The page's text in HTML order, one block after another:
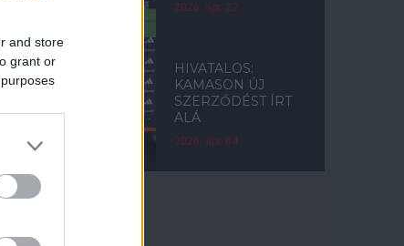
and store
grant or
2026. ápr. 22.
HIVATALOS:
KAMASON ÚJ
SZERZŐDÉST ÍRT
ALÁ
2026. ápr. 04.